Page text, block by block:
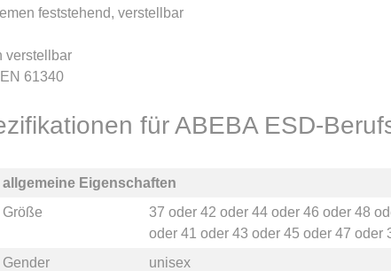
feststehend, verstellbar
verstellbar
61340
für ABEBA ESD-
allgemeine Eigenschaften
Größe
37 oder 42 oder 44oder 46 oder 48
oder 41 oder 43 oder 45 oder 47 oder
Gender
unisex